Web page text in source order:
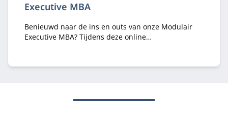
Executive MBA
Benieuwd naar de ins en outs van onze Modulair
Executive MBA? Tijdens deze online
Bie.